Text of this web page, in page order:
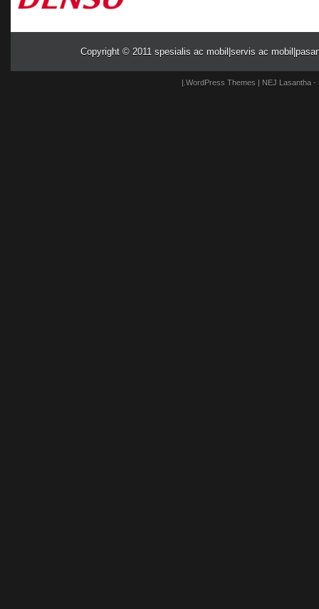
Copyright © 2011 spesialis ac mobil|servis ac
WordPress Themes | NEJ Lasantha-